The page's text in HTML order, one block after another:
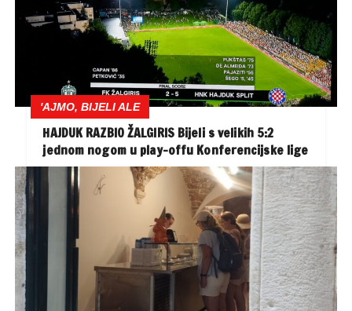
'AJMO, BIJELI ALE
HAJDUK RAZBIO ŽALGIRIS Bijeli s velikih 5:2
jednom nogom u play-offu Konferencijske lige